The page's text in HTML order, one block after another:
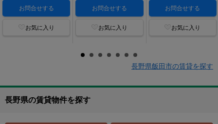
お問合せする
お気に入り
お問合せする
お気に入り
お問合せする
お気に入り
長野県飯田市の賃貸を探す
長野県の賃貸物件を探す